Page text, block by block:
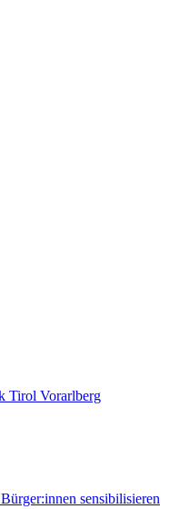
Tirol Vorarlberg
sensibilisieren